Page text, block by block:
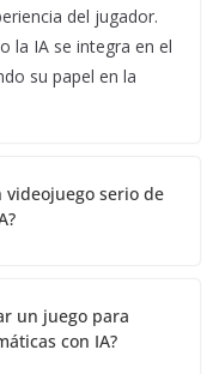
del jugador.
la IA se integra en el
su papel en la
videojuego serio de
un juego para
con IA?